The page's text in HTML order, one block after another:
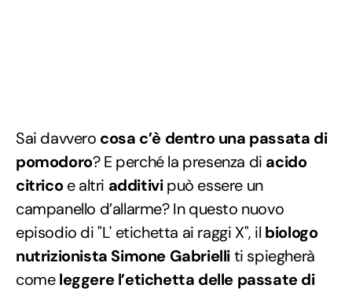
Sai davvero cosa c’è dentro una passata di
pomodoro? E perché la presenza di acido
citricoe altri additivipuò essere un
campanello d’allarme? In questo nuovo
episodio di "L' etichetta ai raggi X", il biologo
nutrizionista Simone Gabrielliti spiegherà
comeleggere l’etichetta delle passate di